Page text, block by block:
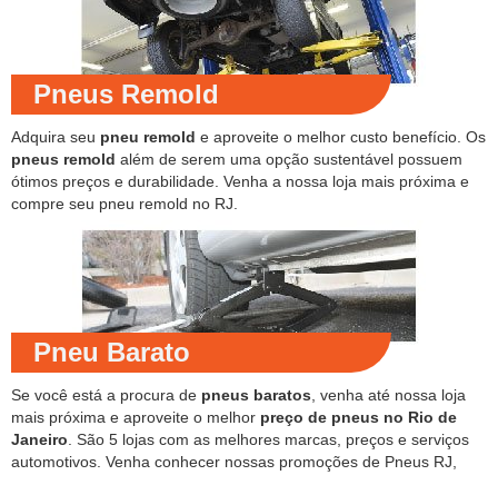
Pneus Remold
Adquira seu pneu remold e aproveite o melhor custo benefício. Os
pneus remold além de serem uma opção sustentável possuem
ótimos preços e durabilidade. Venha a nossa loja mais próxima e
compre seu pneu remold no RJ.
Pneu Barato
Se você está a procura de pneus baratos , venha até nossa loja
mais próxima e aproveite o melhor preço de pneus no Rio de
Janeiro . São 5 lojas com as melhores marcas, preços e serviços
automotivos. Venha conhecer nossas promoções de Pneus RJ,